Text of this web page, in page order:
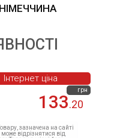
133.20
грн
Інтернет ціна
зазначена на сайті
відрізнятися від